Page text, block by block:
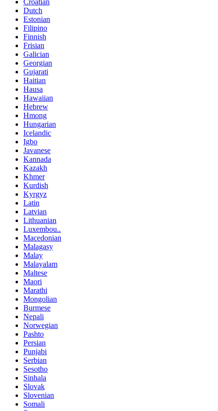
Croatian
Dutch
Estonian
Filipino
Finnish
Frisian
Galician
Georgian
Gujarati
Haitian
Hausa
Hawaiian
Hebrew
Hmong
Hungarian
Icelandic
Igbo
Javanese
Kannada
Kazakh
Khmer
Kurdish
Kyrgyz
Latin
Latvian
Lithuanian
Luxembou..
Macedonian
Malagasy
Malay
Malayalam
Maltese
Maori
Marathi
Mongolian
Burmese
Nepali
Norwegian
Pashto
Persian
Punjabi
Serbian
Sesotho
Sinhala
Slovak
Slovenian
Somali